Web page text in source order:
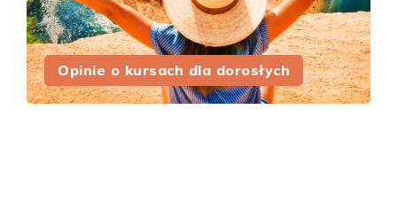
Opinie o kursach dla dorosłych